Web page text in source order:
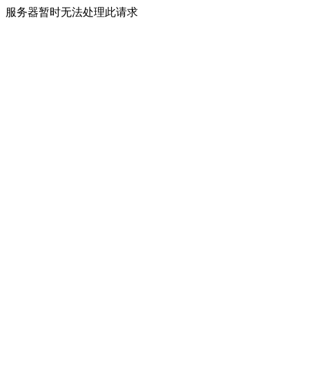
服务器暂时无法处理此请求